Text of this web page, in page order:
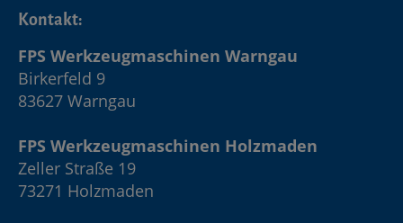
Kontakt:
FPS Werkzeugmaschinen Warngau
Birkerfeld 9
83627 Warngau
FPS Werkzeugmaschinen Holzmaden
Zeller Straße 19
73271 Holzmaden